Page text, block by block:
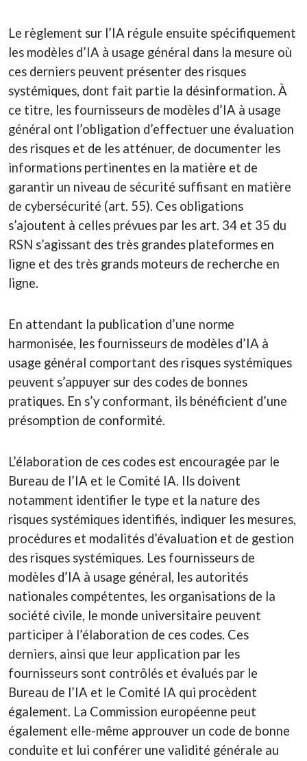
Le règlement sur l’IA régule ensuite spécifiquement
les modèles d’IA à usage général dans la mesure où
ces derniers peuvent présenter des risques
systémiques, dont fait partie la désinformation. À
ce titre, les fournisseurs de modèles d’IA à usage
général ont l’obligation d’effectuer une évaluation
des risques et de les atténuer, de documenter les
informations pertinentes en la matière et de
garantir un niveau de sécurité suffisant en matière
de cybersécurité (art. 55). Ces obligations
s’ajoutent à celles prévues par les art. 34 et 35 du
RSN s’agissant des très grandes plateformes en
ligne et des très grands moteurs de recherche en
ligne.
En attendant la publication d’une norme
harmonisée, les fournisseurs de modèles d’IA à
usage général comportant des risques systémiques
peuvent s’appuyer sur des codes de bonnes
pratiques. En s’y conformant, ils bénéficient d’une
présomption de conformité.
L’élaboration de ces codes est encouragée par le
Bureau de l’IA et le Comité IA. Ils doivent
notamment identifier le type et la nature des
risques systémiques identifiés, indiquer les mesures,
procédures et modalités d’évaluation et de gestion
des risques systémiques. Les fournisseurs de
modèles d’IA à usage général, les autorités
nationales compétentes, les organisations de la
société civile, le monde universitaire peuvent
participer à l’élaboration de ces codes. Ces
derniers, ainsi que leur application par les
fournisseurs sont contrôlés et évalués par le
Bureau de l’IA et le Comité IA qui procèdent
également. La Commission européenne peut
également elle-même approuver un code de bonne
conduite et lui conférer une validité générale au